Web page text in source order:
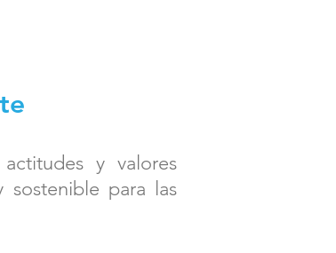
y valores
sostenible para las